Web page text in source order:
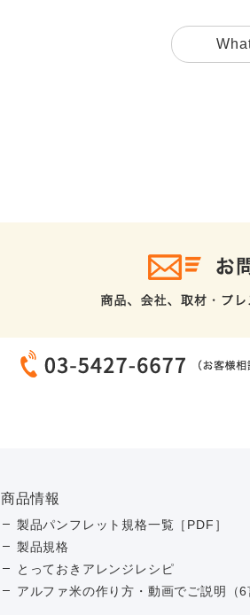
商品情報
製品パンフレット規格一覧［PDF］
製品規格
とっておきアレンジレシピ
アルファ米の作り方・動画でご説明（6